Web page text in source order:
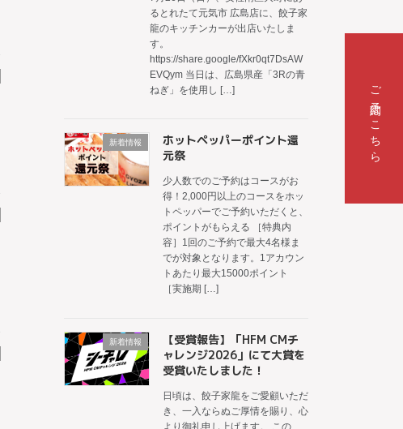
るとれたて元気市 広島店に、餃子家
龍のキッチンカーが出店いたしま
す。
https://share.google/fXkr0qt7DsAW
EVQym 当日は、広島県産「3Rの青
ねぎ」を使用し […]
新着情報
ホットペッパーポイント還
元祭
少人数でのご予約はコースがお
得！2,000円以上のコースをホッ
トペッパーでご予約いただくと、
ポイントがもらえる ［特典内
容］1回のご予約で最大4名様ま
でが対象となります。1アカウン
トあたり最大15000ポイント
［実施期 […]
新着情報
【受賞報告】「HFM CMチ
ャレンジ2026」にて大賞を
受賞いたしました！
日頃は、餃子家龍をご愛顧いただ
き、一入ならぬご厚情を賜り、心
より御礼申し上げます。 この
ご予約はこちら